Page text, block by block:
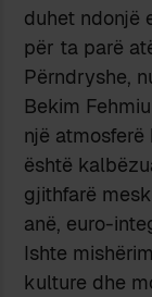
duhet ndonjë
për ta parë
Përndryshe,
Bekim
një
është
gjithfarë
anë, euro-
Ishte
kulture dhe